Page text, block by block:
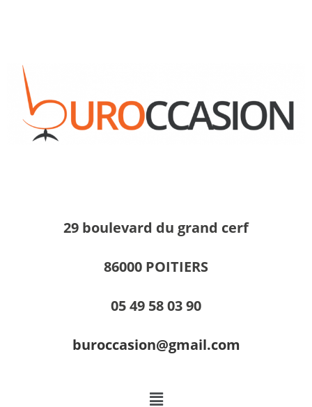
29 boulevard du grand cerf
86000 POITIERS
05 49 58 03 90
buroccasion@gmail.com